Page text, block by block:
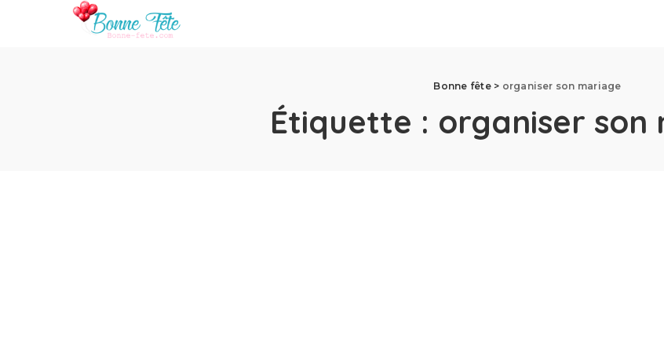
Bonne fête> organiser son mariage
Étiquette : organiser son